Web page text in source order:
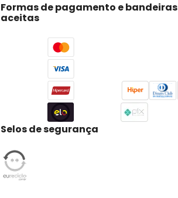
Formas de pagamento e bandeiras
aceitas
Selos de segurança